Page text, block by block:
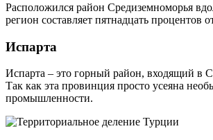
Расположился район Средиземноморья
регион составляет пятнадцать
Испарта
Испарта – это горный район, входящий в
Так как эта провинция просто усеяна
промышленности.